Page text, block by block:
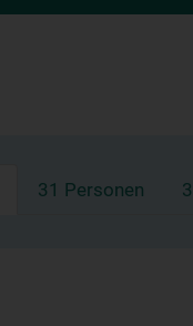
31 Personen